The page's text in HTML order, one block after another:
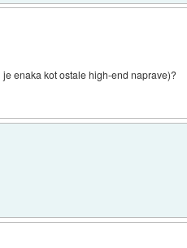
enaka kot ostale high-end naprave)?